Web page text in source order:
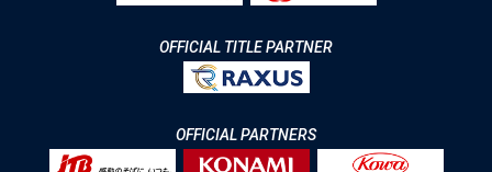
OFFICIAL TITLE PARTNER
OFFICIAL PARTNERS